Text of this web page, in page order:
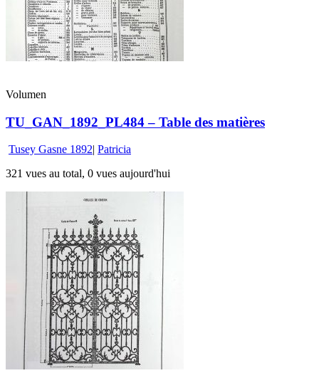
Volumen
TU_GAN_1892_PL484 – Table des matières
Tusey Gasne 1892 Patricia
321 vues au total, 0 vues aujourd'hui